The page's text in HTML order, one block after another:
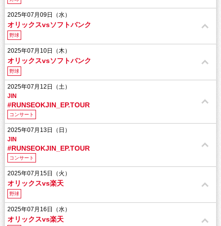
2025年07月09日（水）
オリックスvsソフトバンク
野球
2025年07月10日（木）
オリックスvsソフトバンク
野球
2025年07月12日（土）
JIN
#RUNSEOKJIN_EP.TOUR
コンサート
2025年07月13日（日）
JIN
#RUNSEOKJIN_EP.TOUR
コンサート
2025年07月15日（火）
オリックスvs楽天
野球
2025年07月16日（水）
オリックスvs楽天